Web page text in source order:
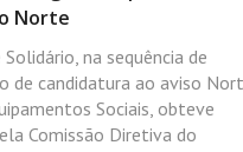
Norte
Solidário, na sequência de
de candidatura ao aviso
Sociais, obteve
Comissão Diretiva do